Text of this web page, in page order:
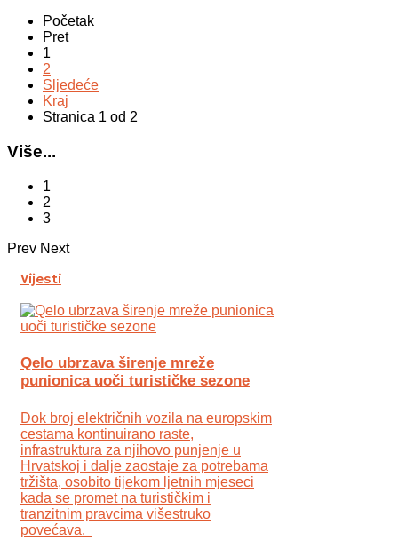
Početak
Pret
1
2
Sljedeće
Kraj
Stranica 1 od 2
Više...
1
2
3
Prev Next
Vijesti
Qelo ubrzava širenje mreže
punionica uoči turističke sezone
Dok broj električnih vozila na europskim
cestama kontinuirano raste,
infrastruktura za njihovo punjenje u
Hrvatskoj i dalje zaostaje za potrebama
tržišta, osobito tijekom ljetnih mjeseci
kada se promet na turističkim i
tranzitnim pravcima višestruko
povećava.